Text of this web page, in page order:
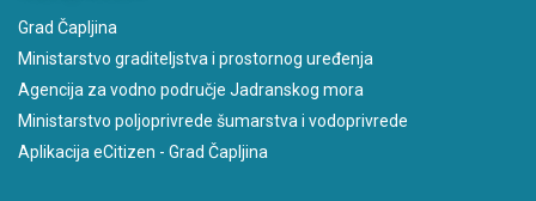
Grad Čapljina
Ministarstvo graditeljstva i prostornog uređenja
Agencija za vodno područje Jadranskog mora
Ministarstvo poljoprivrede šumarstva i vodoprivrede
Aplikacija eCitizen - Grad Čapljina